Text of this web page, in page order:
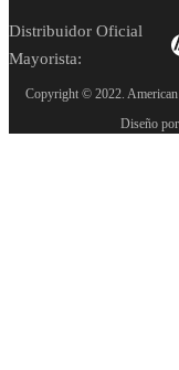
Distribuidor Oficial
Mayorista:
Copyright © 2022. American
Diseño por